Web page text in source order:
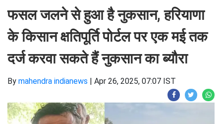
फसल जलने से हुआ है नुकसान, हरियाणा
के किसान क्षतिपूर्ति पोर्टल पर एक मई तक
दर्ज करवा सकते हैं नुकसान का ब्यौरा
By mahendra indianews | Apr 26, 2025, 07:07 IST